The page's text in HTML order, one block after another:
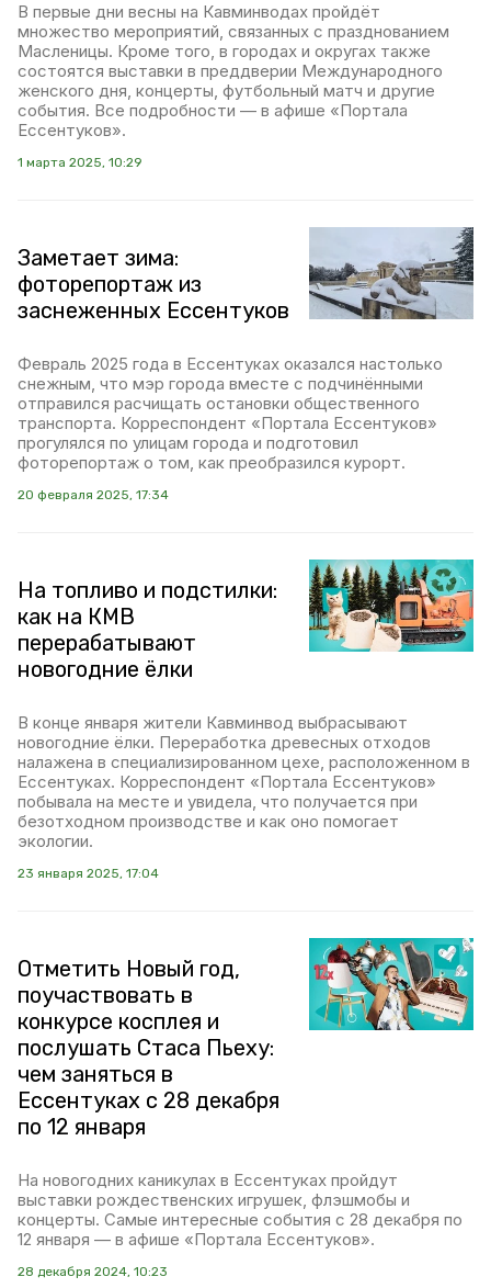
В первые дни весны на Кавминводах пройдёт
множество мероприятий, связанных с празднованием
Масленицы. Кроме того, в городах и округах также
состоятся выставки в преддверии Международного
женского дня, концерты, футбольный матч и другие
события. Все подробности — в афише «Портала
Ессентуков».
1 марта 2025, 10:29
Заметает зима:
фоторепортаж из
заснеженных Ессентуков
Февраль 2025 года в Ессентуках оказался настолько
снежным, что мэр города вместе с подчинёнными
отправился расчищать остановки общественного
транспорта. Корреспондент «Портала Ессентуков»
прогулялся по улицам города и подготовил
фоторепортаж о том, как преобразился курорт.
20 февраля 2025, 17:34
На топливо и подстилки:
как на КМВ
перерабатывают
новогодние ёлки
В конце января жители Кавминвод выбрасывают
новогодние ёлки. Переработка древесных отходов
налажена в специализированном цехе, расположенном в
Ессентуках. Корреспондент «Портала Ессентуков»
побывала на месте и увидела, что получается при
безотходном производстве и как оно помогает
экологии.
23 января 2025, 17:04
Отметить Новый год,
поучаствовать в
конкурсе косплея и
послушать Стаса Пьеху:
чем заняться в
Ессентуках с 28 декабря
по 12 января
На новогодних каникулах в Ессентуках пройдут
выставки рождественских игрушек, флэшмобы и
концерты. Самые интересные события с 28 декабря по
12 января — в афише «Портала Ессентуков».
28 декабря 2024, 10:23